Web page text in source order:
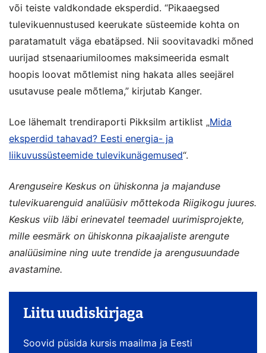
või teiste valdkondade eksperdid. “Pikaaegsed
tulevikuennustused keerukate süsteemide kohta on
paratamatult väga ebatäpsed. Nii soovitavadki mõned
uurijad stsenaariumiloomes maksimeerida esmalt
hoopis loovat mõtlemist ning hakata alles seejärel
usutavuse peale mõtlema,” kirjutab Kanger.
Loe lähemalt trendiraporti Pikksilm artiklist „Mida
eksperdid tahavad? Eesti energia- ja
liikuvussüsteemide tulevikunägemused“.
Arenguseire Keskus on ühiskonna ja majanduse
tulevikuarenguid analüüsiv mõttekoda Riigikogu juures.
Keskus viib läbi erinevatel teemadel uurimisprojekte,
mille eesmärk on ühiskonna pikaajaliste arengute
analüüsimine ning uute trendide ja arengusuundade
avastamine.
Liitu uudiskirjaga
Soovid püsida kursis maailma ja Eesti